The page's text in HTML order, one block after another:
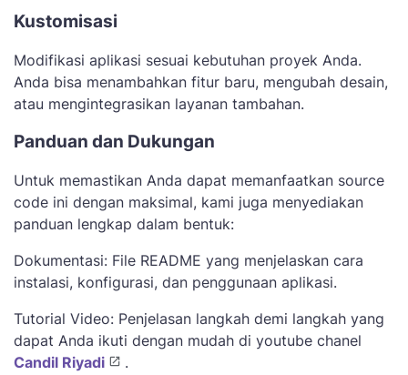
Kustomisasi
Modifikasi aplikasi sesuai kebutuhan proyek Anda.
Anda bisa menambahkan fitur baru, mengubah desain,
atau mengintegrasikan layanan tambahan.
Panduan dan Dukungan
Untuk memastikan Anda dapat memanfaatkan source
code ini dengan maksimal, kami juga menyediakan
panduan lengkap dalam bentuk:
Dokumentasi: File README yang menjelaskan cara
instalasi, konfigurasi, dan penggunaan aplikasi.
Tutorial Video: Penjelasan langkah demi langkah yang
dapat Anda ikuti dengan mudah di youtube chanel
Candil Riyadi
.